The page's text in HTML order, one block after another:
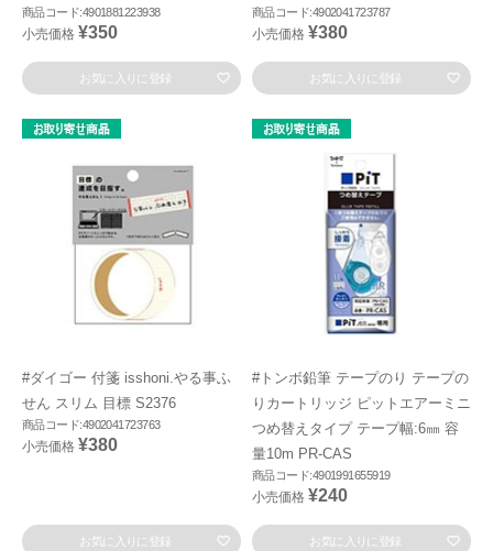
商品コード:4901881223938
小売価格 ¥350
お気に入りに登録
商品コード:4902041723787
小売価格 ¥380
お気に入りに登録
#ダイゴー 付箋 isshoni.やる事ふ
せん スリム 目標 S2376
商品コード:4902041723763
小売価格 ¥380
お気に入りに登録
#トンボ鉛筆 テープのり テープの
りカートリッジ ピットエアーミニ
つめ替えタイプ テープ幅:6㎜ 容
量10m PR-CAS
商品コード:4901991655919
小売価格 ¥240
お気に入りに登録